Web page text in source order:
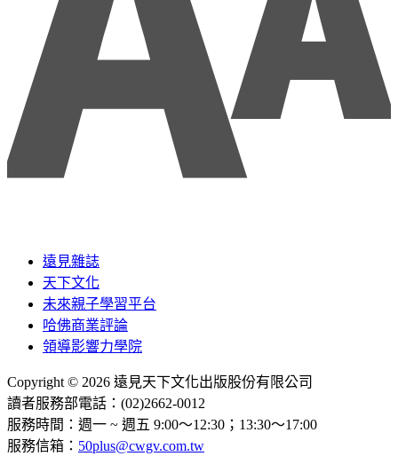
遠見雜誌
天下文化
未來親子學習平台
哈佛商業評論
領導影響力學院
Copyright © 2026 遠見天下文化出版股份有限公司
讀者服務部電話：(02)2662-0012
服務時間：週一 ~ 週五 9:00～12:30；13:30～17:00
服務信箱： 50plus@cwgv.com.tw